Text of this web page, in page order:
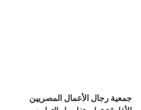
جمعية رجال الأعمال المصريين